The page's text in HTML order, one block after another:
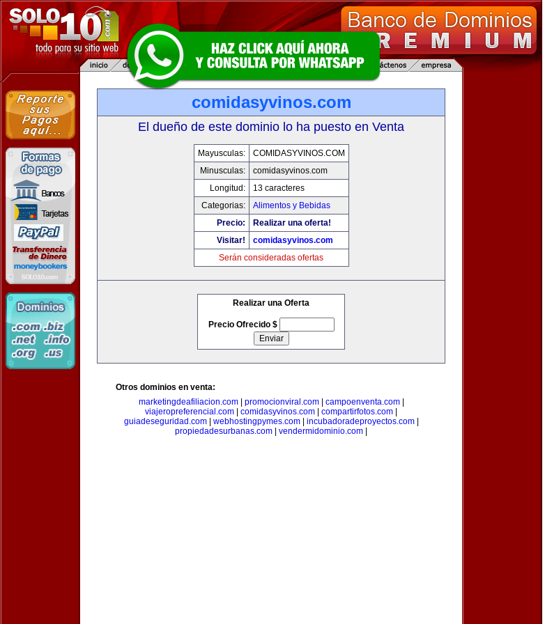
comidasyvinos.com
El dueño de este dominio lo ha puesto en Venta
Mayusculas:
COMIDASYVINOS.COM
Minusculas:
comidasyvinos.com
Longitud:
13 caracteres
Categorias:
Alimentos y Bebidas
Precio:
Realizar una oferta!
Visitar!
comidasyvinos.com
Serán consideradas ofertas
Realizar una Oferta
Precio Ofrecido $
Otros dominios en venta:
marketingdeafiliacion.com| promocionviral.com| campoenventa.com|
viajeropreferencial.com
comidasyvinos.com compartirfotos.com
guiadeseguridad.com| webhostingpymes.com| incubadoradeproyectos.com|
propiedadesurbanas.com
vendermidominio.com